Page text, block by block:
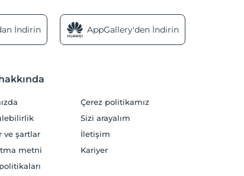
İndirin AppGallery'den İndirin
ve şartlar
metni
Çerez politikamız
Sizi arayalım
İletişim
Kariyer